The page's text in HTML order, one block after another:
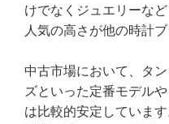
けでなくジュエリーな
人気の高さが他の時計
中古市場において、タ
ズといった定番モデル
は比較的安定していま